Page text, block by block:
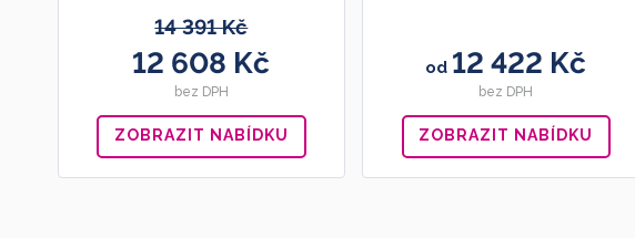
14 391 Kč
12 608 Kč
bez DPH
ZOBRAZIT NABÍDKU
od 12 422 Kč
bez DPH
ZOBRAZIT NABÍDKU